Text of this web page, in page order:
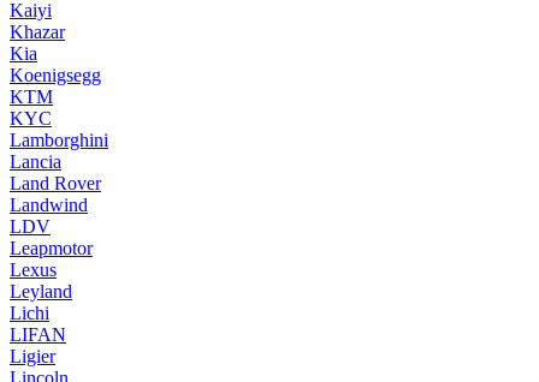
Kaiyi
Khazar
Kia
Koenigsegg
KTM
KYC
Lamborghini
Lancia
Land Rover
Landwind
LDV
Leapmotor
Lexus
Leyland
Lichi
LIFAN
Ligier
Lincoln